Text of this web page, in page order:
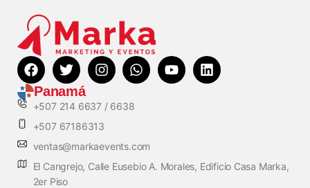
Panamá
+507 214 6637 / 6638
+507 67186313
ventas@markaevents.com
El Cangrejo, Calle Eusebio A. Morales, Edificio Casa Marka,
2er Piso